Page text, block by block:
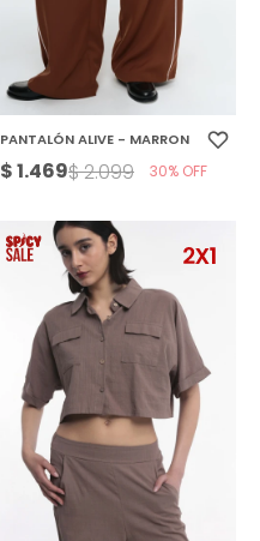
PANTALÓN ALIVE - MARRON
$1.469$2.099 30